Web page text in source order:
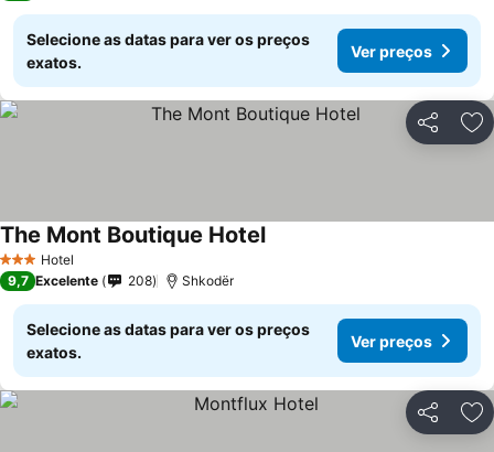
Selecione as datas para ver os preços
exatos.
Ver preços
Partilhar
3 EstrelasHotel
The Mont Boutique HotelVer preços
9,7 Excelente 208 Shkodër
Selecione as datas para ver os preços
exatos.
Ver preços
Partilhar